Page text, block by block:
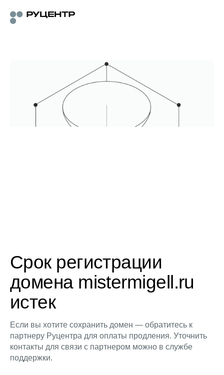
Срок регистрации
домена mistermigell.ru
истек
Если вы хотите сохранить домен — обратитесь к
партнеру Руцентра для оплаты продления. Уточнить
контакты для связи с партнером можно в службе
поддержки.